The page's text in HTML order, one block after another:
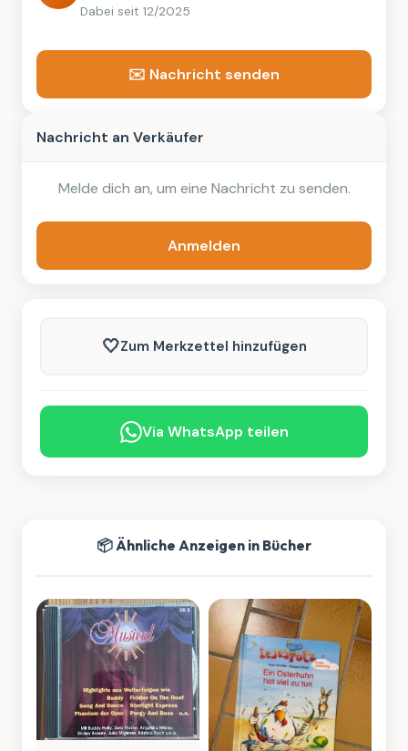
Dabei seit 12/2025
✉️ Nachricht senden
Nachricht an Verkäufer
Melde dich an, um eine Nachricht zu senden.
Anmelden
🤍Zum Merkzettel hinzufügen
Via WhatsApp teilen
📦 Ähnliche Anzeigen in Bücher